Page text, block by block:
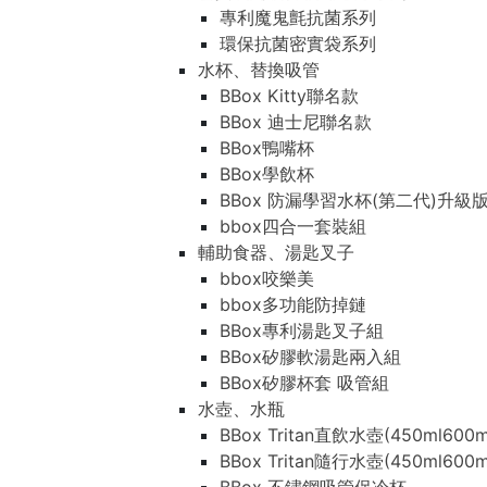
專利魔鬼氈抗菌系列
環保抗菌密實袋系列
水杯、替換吸管
BBox Kitty聯名款
BBox 迪士尼聯名款
BBox鴨嘴杯
BBox學飲杯
BBox 防漏學習水杯(第二代)升級版
bbox四合一套裝組
輔助食器、湯匙叉子
bbox咬樂美
bbox多功能防掉鏈
BBox專利湯匙叉子組
BBox矽膠軟湯匙兩入組
BBox矽膠杯套 吸管組
水壺、水瓶
BBox Tritan直飲水壺
BBox Tritan隨行水壺